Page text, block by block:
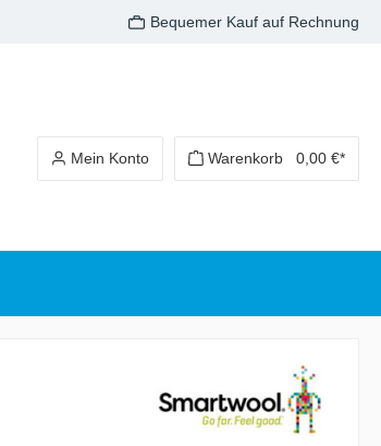
Bequemer Kauf auf Rechnung
Mein Konto Warenkorb 0,00 €*